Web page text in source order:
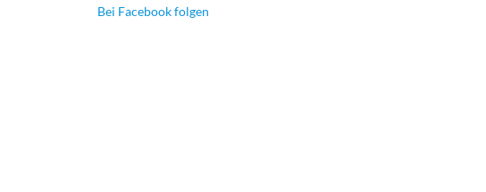
Bei Facebook folgen